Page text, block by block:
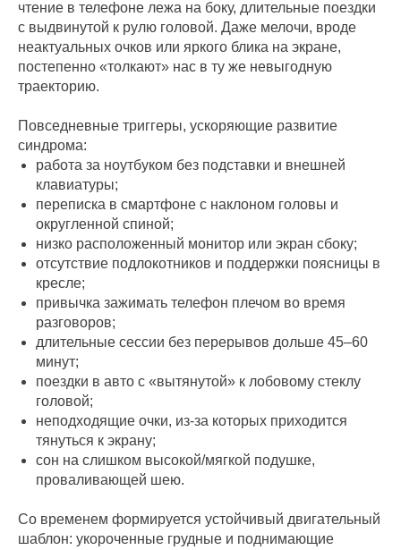
чтение в телефоне лежа на боку, длительные поездки
с выдвинутой к рулю головой. Даже мелочи, вроде
неактуальных очков или яркого блика на экране,
постепенно «толкают» нас в ту же невыгодную
траекторию.
Повседневные триггеры, ускоряющие развитие
синдрома:
работа за ноутбуком без подставки и внешней
клавиатуры;
переписка в смартфоне с наклоном головы и
округленной спиной;
низко расположенный монитор или экран сбоку;
отсутствие подлокотников и поддержки поясницы в
кресле;
привычка зажимать телефон плечом во время
разговоров;
длительные сессии без перерывов дольше 45–60
минут;
поездки в авто с «вытянутой» к лобовому стеклу
головой;
неподходящие очки, из‑за которых приходится
тянуться к экрану;
сон на слишком высокой/мягкой подушке,
проваливающей шею.
Со временем формируется устойчивый двигательный
шаблон: укороченные грудные и поднимающие